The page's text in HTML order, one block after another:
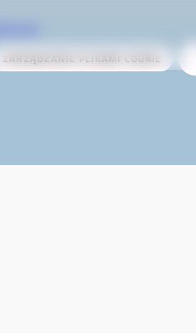
ZARZĄDZANIE PLIKAMI COOKIE